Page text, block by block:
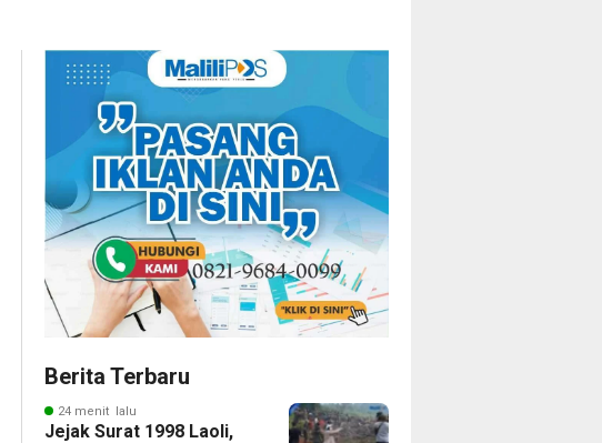
Berita Terbaru
24 menit lalu
Jejak Surat 1998 Laoli,